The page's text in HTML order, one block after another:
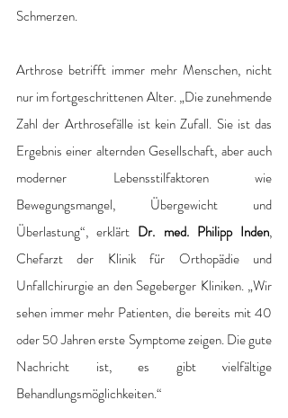
Schmerzen.
Arthrose betrifft immer mehr Menschen, nicht
nur im fortgeschrittenen Alter. „Die zunehmende
Zahl der Arthrosefälle ist kein Zufall. Sie ist das
Ergebnis einer alternden Gesellschaft, aber auch
moderner Lebensstilfaktoren wie
Bewegungsmangel, Übergewicht und
Überlastung“, erklärt Dr. med. Philipp Inden,
Chefarzt der Klinik für Orthopädie und
Unfallchirurgie an den Segeberger Kliniken. „Wir
sehen immer mehr Patienten, die bereits mit 40
oder 50 Jahren erste Symptome zeigen. Die gute
Nachricht ist, es gibt vielfältige
Behandlungsmöglichkeiten.“